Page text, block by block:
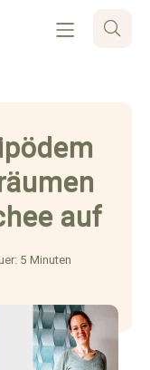
auf
5 Minuten